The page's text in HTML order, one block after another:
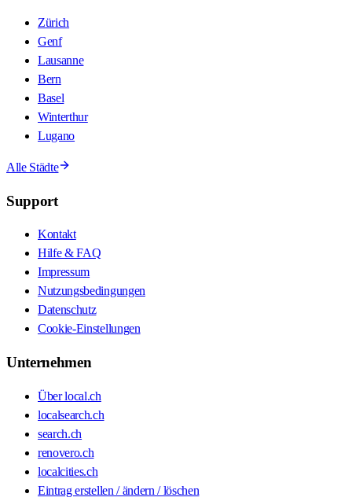
Zürich
Genf
Lausanne
Bern
Basel
Winterthur
Lugano
Alle Städte
Support
Kontakt
Hilfe & FAQ
Impressum
Nutzungsbedingungen
Datenschutz
Cookie-Einstellungen
Unternehmen
Über local.ch
localsearch.ch
search.ch
renovero.ch
localcities.ch
Eintrag erstellen / ändern / löschen